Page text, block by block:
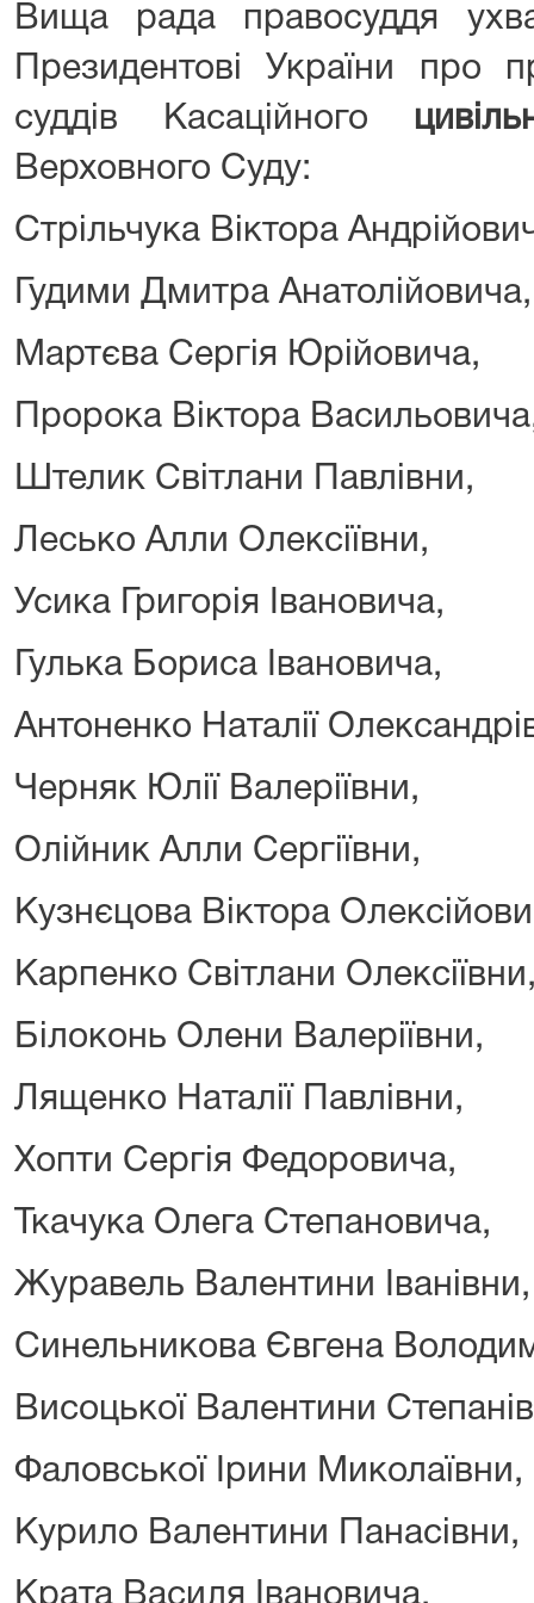
Вища рада правосуддя
Президентові України про
суддів Касаційного
Верховного Суду:
Стрільчука Віктора
Гудими Дмитра Анатолійовича,
Мартєва Сергія Юрійовича,
Пророка Віктора
Штелик Світлани Павлівни,
Лесько Алли Олексіївни,
Усика Григорія Івановича,
Гулька Бориса Івановича,
Антоненко Наталії
Черняк Юлії Валеріївни,
Олійник Алли Сергіївни,
Кузнєцова Віктора
Карпенко Світлани
Білоконь Олени Валеріївни,
Лященко Наталії Павлівни,
Хопти Сергія Федоровича,
Ткачука Олега Степановича,
Журавель Валентини Іванівни,
Синельникова Євгена
Висоцької Валентини
Фаловської Ірини Миколаївни,
Курило Валентини Панасівни,
Крата Василя Івановича,